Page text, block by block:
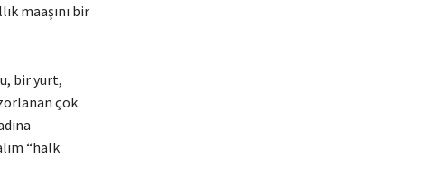
maaşını bir
bir yurt,
çok
“halk